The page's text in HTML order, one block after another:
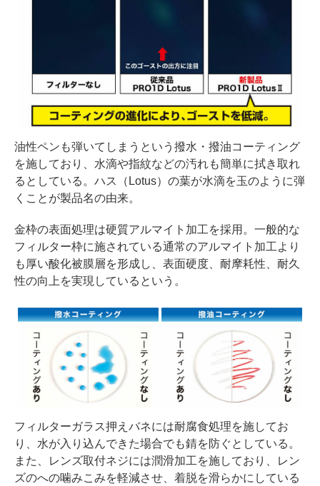
油性ペンも弾いてしまうという撥水・撥油コーティング
を施しており、水滴や指紋などの汚れも簡単に拭き取れ
るとしている。ハス（Lotus）の葉が水滴を玉のように弾
くことが製品名の由来。
金枠の表面処理は硬質アルマイト加工を採用。一般的な
フィルター枠に施されている通常のアルマイト加工より
も厚い酸化被膜層を形成し、表面硬度、耐摩耗性、耐久
性の向上を実現しているという。
フィルターガラス押えバネには耐腐食処理を施してお
り、水が入り込んできた場合でも錆を防ぐとしている。
また、レンズ取付ネジには潤滑加工を施しており、レン
ズのへの噛みこみを軽減させ、着脱を滑らかにしている